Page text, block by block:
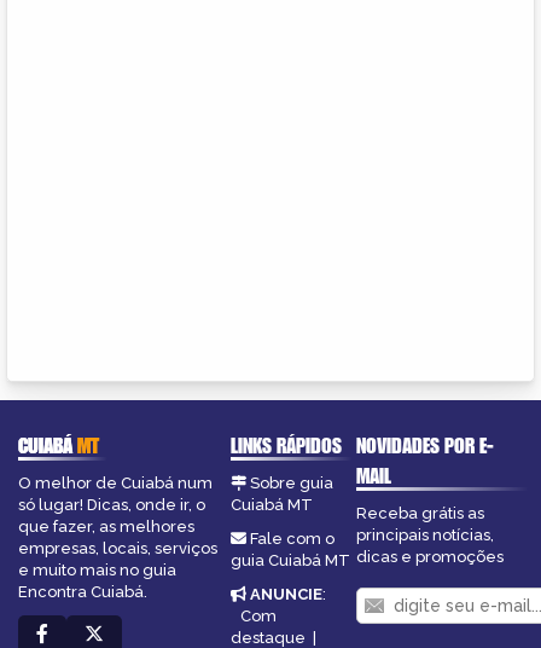
CUIABÁMT
O melhor de Cuiabá num
só lugar! Dicas, onde ir, o
que fazer, as melhores
empresas, locais, serviços
e muito mais no guia
Encontra Cuiabá.
LINKS RÁPIDOS
Sobre guia
Cuiabá MT
Fale com o
guia Cuiabá MT
ANUNCIE:
Com
destaque |
NOVIDADES POR E-
MAIL
Receba grátis as
principais notícias,
dicas e promoções